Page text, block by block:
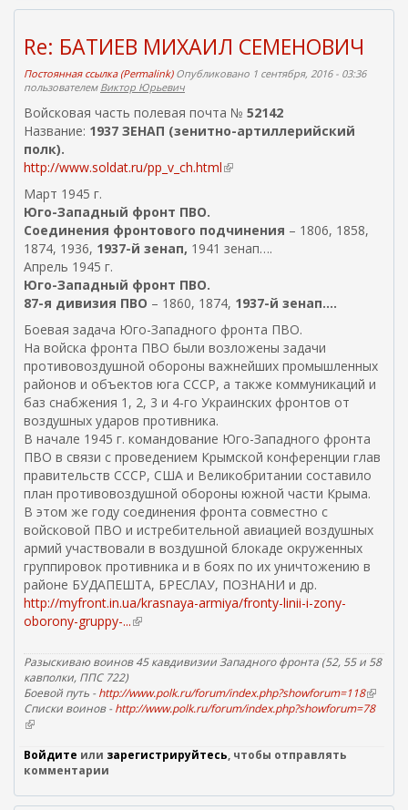
Re: БАТИЕВ МИХАИЛ СЕМЕНОВИЧ
Постоянная ссылка (Permalink)Опубликовано 1 сентября, 2016 - 03:36
пользователем Виктор Юрьевич
Войсковая часть полевая почта № 52142
Название: 1937 ЗЕНАП (зенитно-артиллерийский
полк).
http://www.soldat.ru/pp_v_ch.html(
ш
н
я
с
с
ы
л
к
а
Март 1945 г.
Юго-Западный фронт ПВО.
Соединения фронтового подчинения – 1806, 1858,
1874, 1936, 1937-й зенап, 1941 зенап….
Апрель 1945 г.
Юго-Западный фронт ПВО.
87-я дивизия ПВО – 1860, 1874, 1937-й зенап….
Боевая задача Юго-Западного фронта ПВО.
На войска фронта ПВО были возложены задачи
противовоздушной обороны важнейших промышленных
районов и объектов юга СССР, а также коммуникаций и
баз снабжения 1, 2, 3 и 4-го Украинских фронтов от
воздушных ударов противника.
В начале 1945 г. командование Юго-Западного фронта
ПВО в связи с проведением Крымской конференции глав
правительств СССР, США и Великобритании составило
план противовоздушной обороны южной части Крыма.
В этом же году соединения фронта совместно с
войсковой ПВО и истребительной авиацией воздушных
армий участвовали в воздушной блокаде окруженных
группировок противника и в боях по их уничтожению в
районе БУДАПЕШТА, БРЕСЛАУ, ПОЗНАНИ и др.
http://myfront.in.ua/krasnaya-armiya/fronty-linii-i-zony-
oborony-gruppy-...(
н
ш
н
я
ы
Разыскиваю воинов 45 кавдивизии Западного фронта (52, 55 и 58
кавполки, ППС 722)
Боевой путь -http://www.polk.ru/forum/index.php?showforum=118(
в
я
Списки воинов -http://www.polk.ru/forum/index.php?showforum=78
(
н
е
н
Войдите или зарегистрируйтесь, чтобы отправлять
комментарии